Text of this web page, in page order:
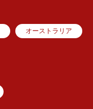
オーストラリア